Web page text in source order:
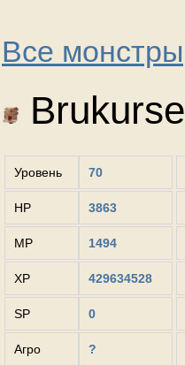
Все монстры
Brukurse
Уровень 70
HP 3863
MP 1494
XP 429634528
SP 0
Агро ?